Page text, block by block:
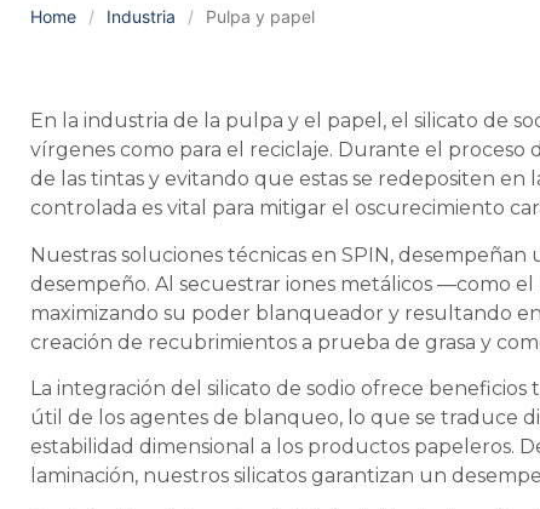
Home / Industria / Pulpa y papel
En la industria de la pulpa y el papel, el silicato de
vírgenes como para el reciclaje. Durante el
de las tintas y evitando que estas se redepositen
controlada es vital para mitigar el oscurecimiento
Nuestras soluciones técnicas en SPIN,
desempeño. Al secuestrar iones metálicos —como
maximizando su poder blanqueador y resultando
creación de recubrimientos a prueba de grasa y
La integración del silicato de sodio ofrece
útil de los agentes de blanqueo, lo que se traduce
estabilidad dimensional a los productos papeleros.
laminación, nuestros silicatos garantizan un